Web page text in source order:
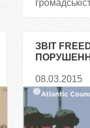
ЗВІТ
08.03.2015